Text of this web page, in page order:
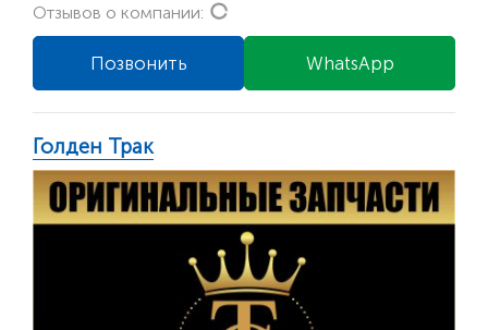
Отзывов о компании:
WhatsApp
Позвонить
Голден Трак